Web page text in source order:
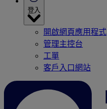
登入
開啟網頁應用程式
管理主控台
工單
客戶入口網站